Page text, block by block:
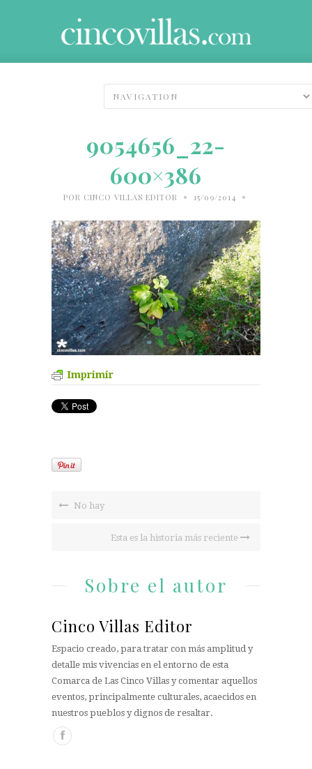
9054656_22-
600×386
POR CINCO VILLAS EDITOR • 15/09/2014 •
Imprimir
No hay
Esta es la historia más reciente
Sobre el autor
Cinco Villas Editor
Espacio creado, para tratar con más amplitud y
detalle mis vivencias en el entorno de esta
Comarca de Las Cinco Villas y comentar aquellos
eventos, principalmente culturales, acaecidos en
nuestros pueblos y dignos de resaltar.